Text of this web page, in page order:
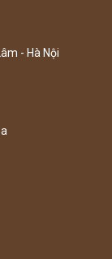
- Hà Nội